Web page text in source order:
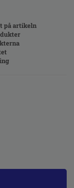
på artikeln